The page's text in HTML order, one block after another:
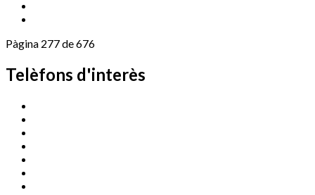
Pàgina 277 de 676
Telèfons d'interès